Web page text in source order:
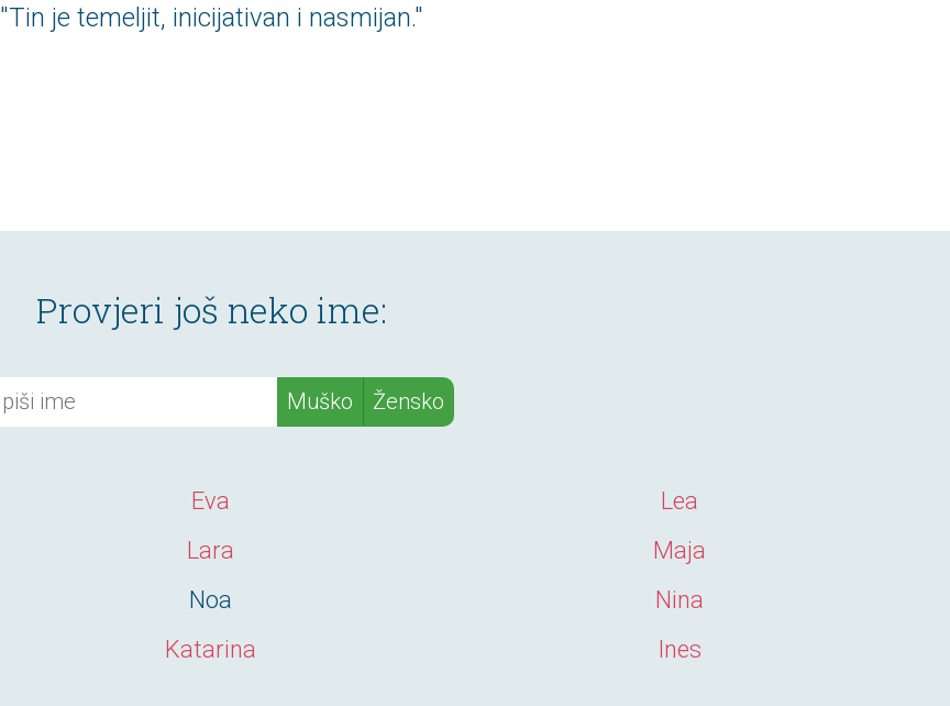
"Tin je temeljit, inicijativan i nasmijan."
Provjeri još neko ime:
Muško Žensko
Eva
Lea
Lara
Maja
Noa
Nina
Katarina Ines